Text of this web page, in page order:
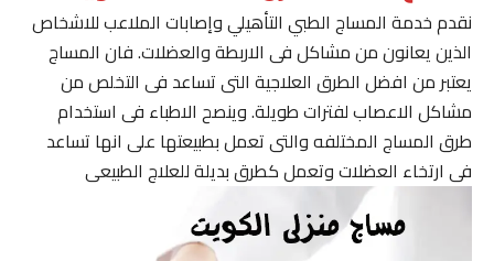
نقدم خدمة المساج الطبي التأهيلي وإصابات الملاعب للاشخاص
الذين يعانون من مشاكل فى الاربطة والعضلات. فان المساج
يعتبر من افضل الطرق العلاجية التى تساعد فى التخلص من
مشاكل الاعصاب لفترات طويلة. وينصح الاطباء فى استخدام
طرق المساج المختلفه والتى تعمل بطبيعتها على انها تساعد
فى ارتخاء العضلات وتعمل كطرق بديلة للعلاج الطبيعى